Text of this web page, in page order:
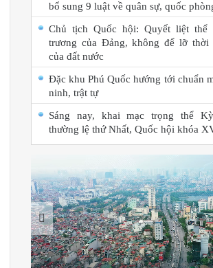
bổ sung 9 luật về quân sự, quốc
Chủ tịch Quốc hội: Quyết liệt thể
trương của Đảng, không để lỡ thời
của đất nước
Đặc khu Phú Quốc hướng tới chuẩn
ninh, trật tự
Sáng nay, khai mạc trọng thể
thường lệ thứ Nhất, Quốc hội khóa